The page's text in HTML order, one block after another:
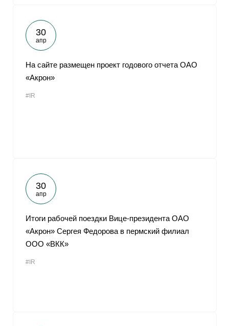
30
апр
На сайте размещен проект годового отчета ОАО
«Акрон»
#IR
30
апр
Итоги рабочей поездки Вице-президента ОАО
«Акрон» Сергея Федорова в пермский филиал
ООО «ВКК»
#IR